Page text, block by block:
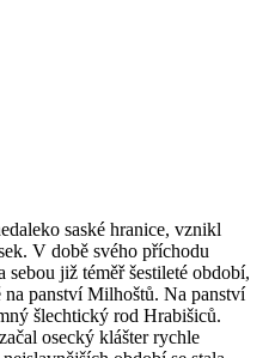
saské hranice, vznikl
V době svého příchodu
sebou již téměř šestileté období,
panství Milhoštů. Na panství
šlechtický rod Hrabišiců.
osecký klášter rychle